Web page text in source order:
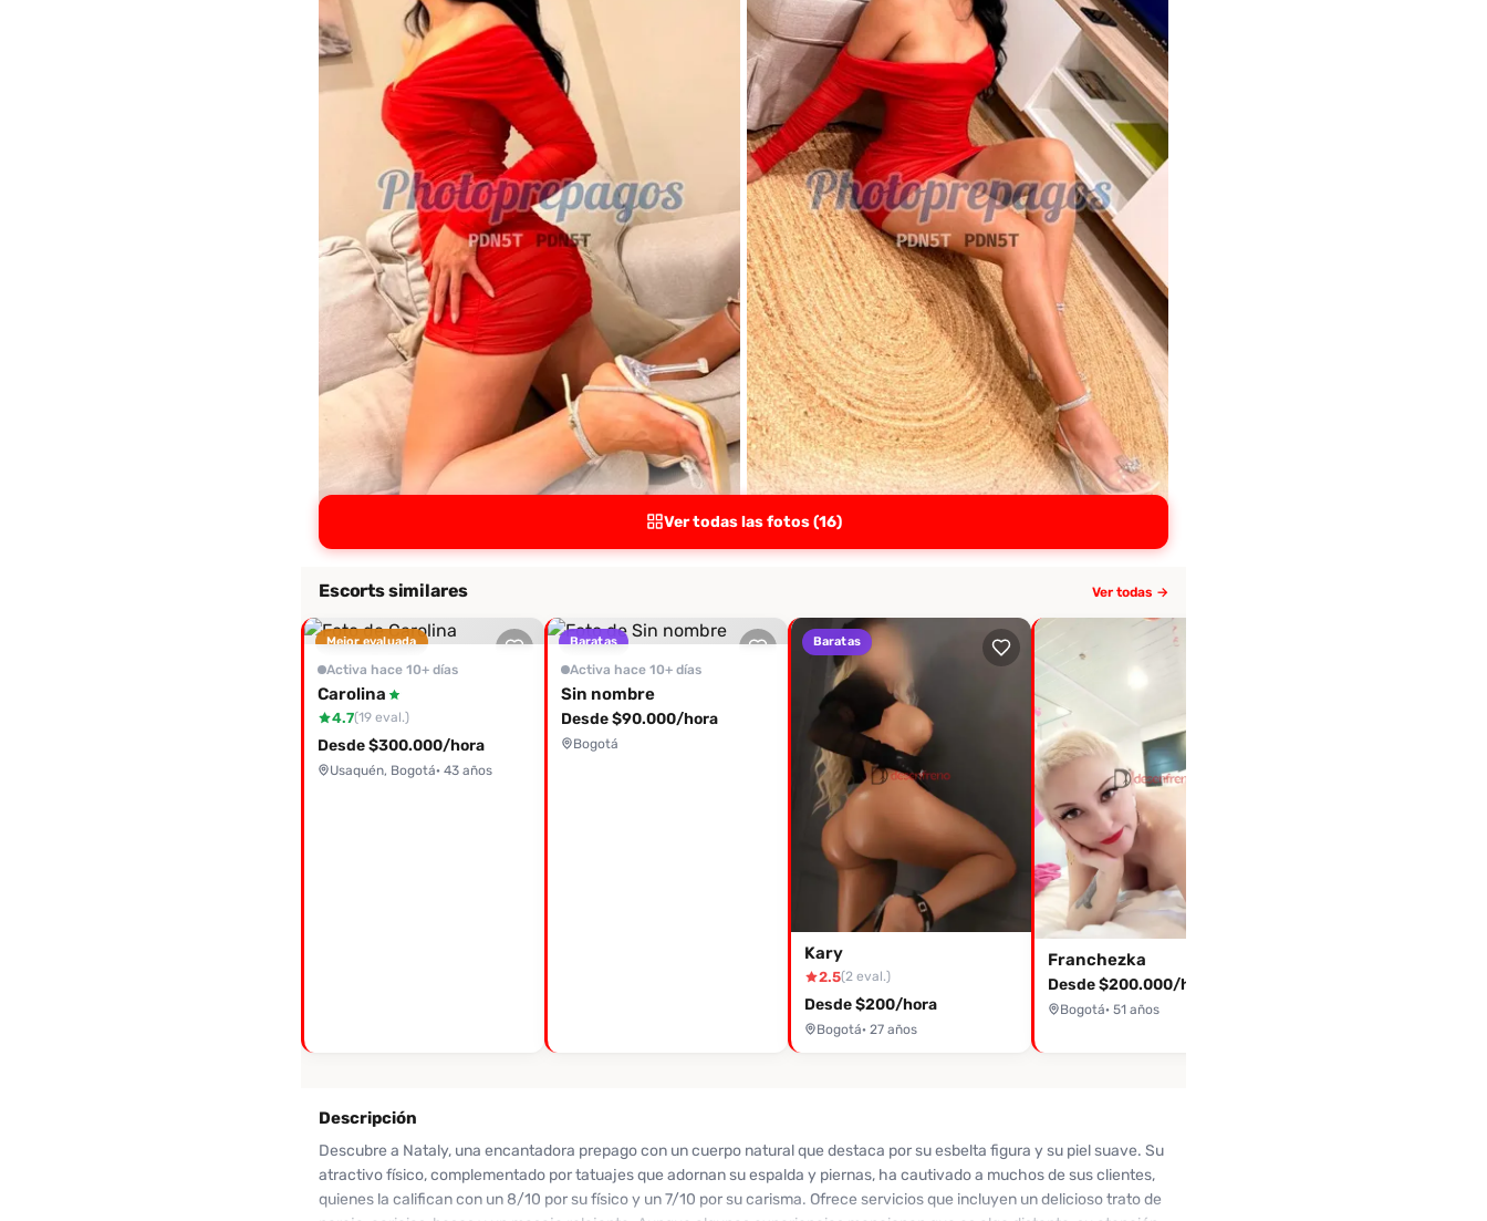
Ver todas las fotos (16)
Escorts similares Ver todas →
Mejor evaluada
Activa hace 10+ días
Carolina
4.7(19 eval.)
Desde $300.000/hora
Usaquén, Bogotá· 43 años
Baratas
Activa hace 10+ días
Sin nombre
Desde $90.000/hora
Bogotá
Baratas
Kary
2.5(2 eval.)
Desde $200/hora
Bogotá· 27 años
Franchezka
Desde $200.000/hora
Bogotá· 51 años
Descripción
Descubre a Nataly, una encantadora prepago con un cuerpo natural que destaca por su esbelta figura y su piel suave. Su
atractivo físico, complementado por tatuajes que adornan su espalda y piernas, ha cautivado a muchos de sus clientes,
quienes la califican con un 8/10 por su físico y un 7/10 por su carisma. Ofrece servicios que incluyen un delicioso trato de